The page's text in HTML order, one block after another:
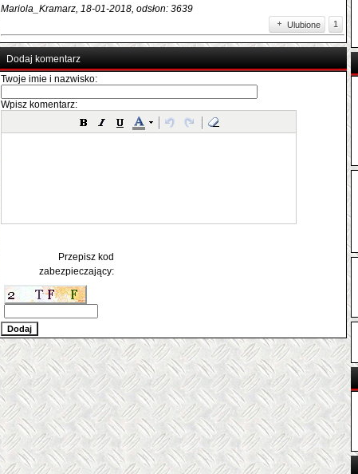
Mariola_Kramarz, 18-01-2018, odsłon: 3639
Ulubione 1
Dodaj komentarz
Twoje imie i nazwisko:
Wpisz komentarz:
Przepisz kod
zabezpieczający: